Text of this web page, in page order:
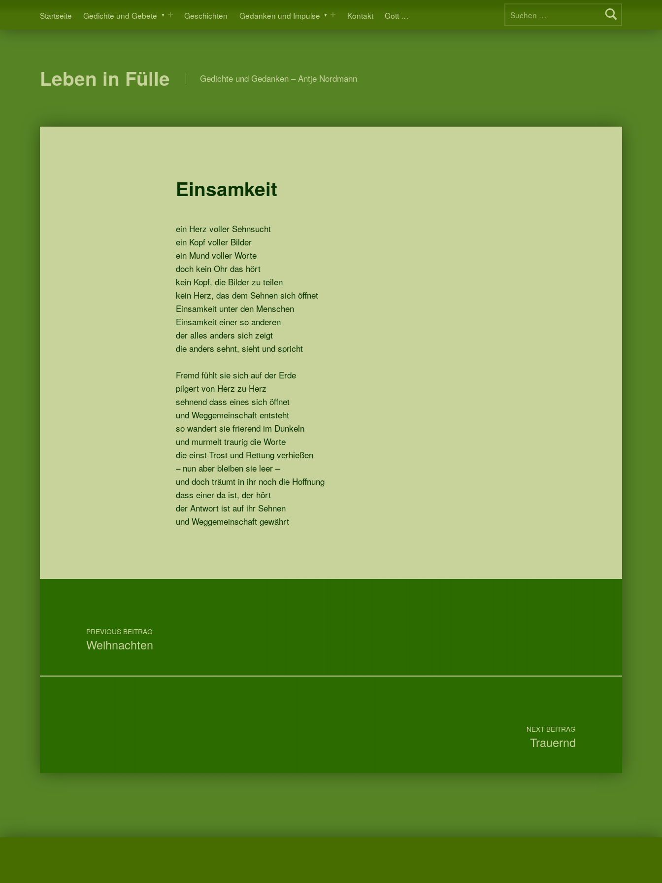
Suchen nach:
Startseite
Gedichte und Gebete Geschichten Gedanken und Impulse Kontakt Gott …
Leben in Fülle Gedichte und Gedanken – Antje Nordmann
Einsamkeit
ein Herz voller Sehnsucht
ein Kopf voller Bilder
ein Mund voller Worte
doch kein Ohr das hört
kein Kopf, die Bilder zu teilen
kein Herz, das dem Sehnen sich öffnet
Einsamkeit unter den Menschen
Einsamkeit einer so anderen
der alles anders sich zeigt
die anders sehnt, sieht und spricht
Fremd fühlt sie sich auf der Erde
pilgert von Herz zu Herz
sehnend dass eines sich öffnet
und Weggemeinschaft entsteht
so wandert sie frierend im Dunkeln
und murmelt traurig die Worte
die einst Trost und Rettung verhießen
– nun aber bleiben sie leer –
und doch träumt in ihr noch die Hoffnung
dass einer da ist, der hört
der Antwort ist auf ihr Sehnen
und Weggemeinschaft gewährt
Skip back to main navigation
Post navigation
PREVIOUS BEITRAG
Weihnachten
NEXT BEITRAG
Trauernd